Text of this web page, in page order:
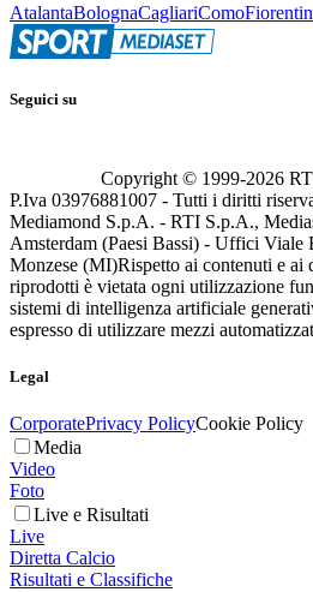
AtalantaBolognaCagliariComo
Seguici su
Copyright © 1999-2026
P.Iva 03976881007 - Tutti i diritti
Mediamond S.p.A. - RTI S.p.A.,
Amsterdam (Paesi Bassi) - Uffici Viale
Monzese (MI)Rispetto ai contenuti e ai
riprodotti è vietata ogni utilizzazione
sistemi di intelligenza artificiale
espresso di utilizzare mezzi
Legal
CorporatePrivacy PolicyCookie Policy
Media
Video
Foto
Live e Risultati
Live
Diretta Calcio
Risultati e Classifiche